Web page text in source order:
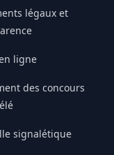
légaux et
ligne
des concours
signalétique